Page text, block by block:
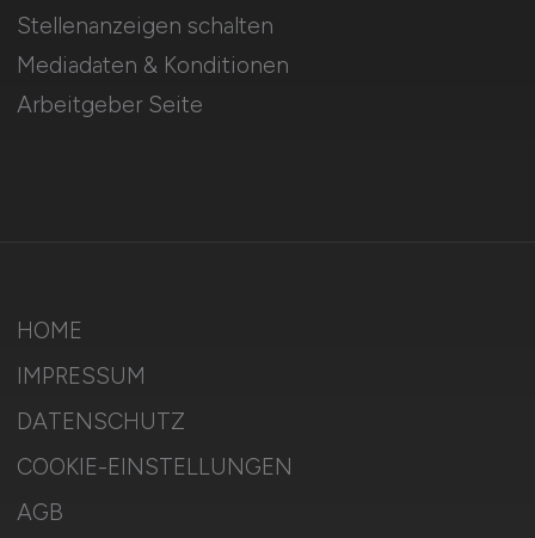
Stellenanzeigen schalten
Mediadaten & Konditionen
Arbeitgeber Seite
HOME
IMPRESSUM
DATENSCHUTZ
COOKIE-EINSTELLUNGEN
AGB